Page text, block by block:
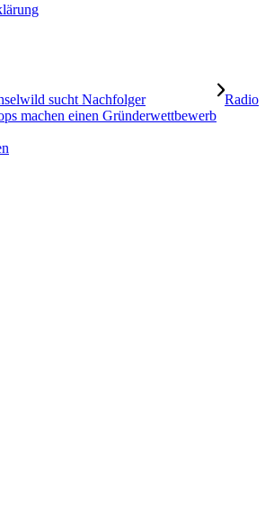
sucht Nachfolger
Radio
machen einen Gründerwettbewerb